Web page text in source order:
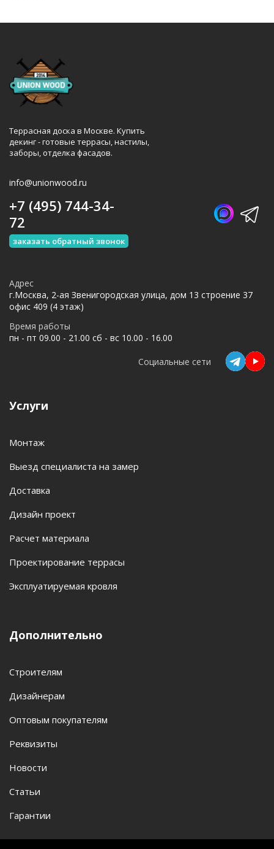
Террасная доска в Москве. Купить
декинг - готовые террасы, настилы,
заборы, отделка фасадов.
info@unionwood.ru
Услуги
Монтаж
Выезд специалиста на замер
Доставка
Дизайн проект
Расчет материала
Проектирование террасы
Эксплуатируемая кровля
Дополнительно
Строителям
Дизайнерам
Оптовым покупателям
Реквизиты
Новости
Статьи
Гарантии
+7 (495) 744-34-
72
заказать обратный звонок
Адрес
г.Москва, 2-ая Звенигородская улица, дом 13 строение 37
офис 409 (4 этаж)
Время работы
пн - пт 09.00 - 21.00 сб - вс 10.00 - 16.00
Социальные сети